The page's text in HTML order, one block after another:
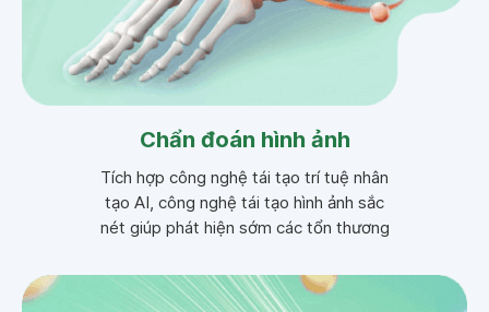
Chẩn đoán hình ảnh
Tích hợp công nghệ tái tạo trí tuệ nhân
tạo AI, công nghệ tái tạo hình ảnh sắc
nét giúp phát hiện sớm các tổn thương